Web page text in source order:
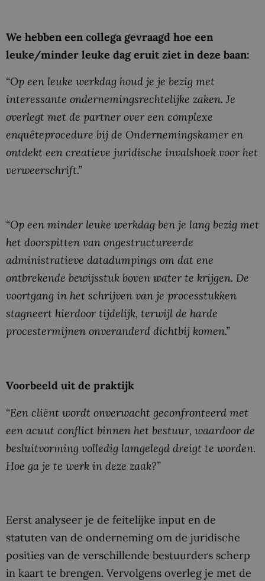
We hebben een collega gevraagd hoe een
leuke/minder leuke dag eruit ziet in deze baan:
“Op een leuke werkdag houd je je bezig met
interessante ondernemingsrechtelijke zaken. Je
overlegt met de partner over een complexe
enquêteprocedure bij de Ondernemingskamer en
ontdekt een creatieve juridische invalshoek voor het
verweerschrift.”
“Op een minder leuke werkdag ben je lang bezig met
het doorspitten van ongestructureerde
administratieve datadumpings om dat ene
ontbrekende bewijsstuk boven water te krijgen. De
voortgang in het schrijven van je processtukken
stagneert hierdoor tijdelijk, terwijl de harde
procestermijnen onveranderd dichtbij komen.”
Voorbeeld uit de praktijk
“Een cliënt wordt onverwacht geconfronteerd met
een acuut conflict binnen het bestuur, waardoor de
besluitvorming volledig lamgelegd dreigt te worden.
Hoe ga je te werk in deze zaak?”
Eerst analyseer je de feitelijke input en de
statuten van de onderneming om de juridische
posities van de verschillende bestuurders scherp
in kaart te brengen. Vervolgens overleg je met de